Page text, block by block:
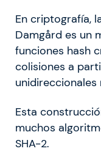
En criptografía,
Damgård es un
funciones hash
colisiones a
unidireccionales
Esta
muchos
SHA-2.